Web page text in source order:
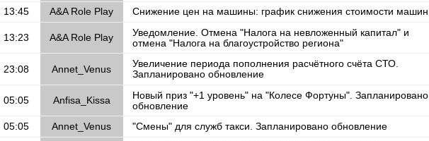
13:45
A&A Role Play Снижение цен на машины: график снижения стоимости машин
13:23 A&A Role Play
Уведомление. Отмена "Налога на невложенный капитал" и
отмена "Налога на благоустройство региона"
23:08 Annet_Venus
Увеличение периода пополнения расчётного счёта СТО.
Запланировано обновление
05:05 Anfisa_Kissa
Новый приз "+1 уровень" на "Колесе Фортуны". Запланировано
обновление
05:05
Annet_Venus "Смены" для служб такси. Запланировано обновление